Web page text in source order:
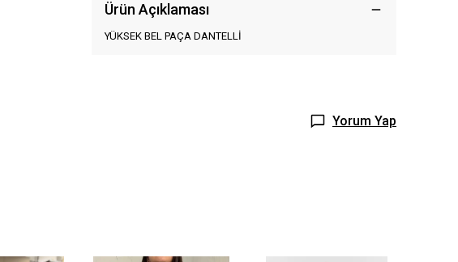
Ürün Açıklaması
YÜKSEK BEL PAÇA DANTELLİ
Yorum Yap